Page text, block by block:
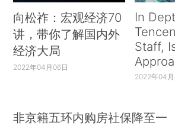
向松祚：宏观经济70
讲，带你了解国内外
经济大局
2022年04月06日
In
Staff,
2022年04月
非京籍五环内购房社保降至一